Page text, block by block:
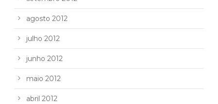
agosto 2012
julho 2012
junho 2012
maio 2012
abril 2012